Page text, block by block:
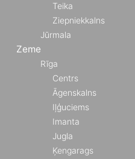
Teika
Ziepniekkalns
Jūrmala
Zeme
Rīga
Centrs
Āgenskalns
Iļģuciems
Imanta
Jugla
Ķengarags